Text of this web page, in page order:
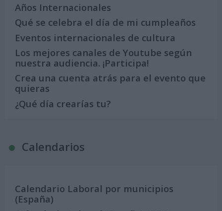
Años Internacionales
Qué se celebra el día de mi cumpleaños
Eventos internacionales de cultura
Los mejores canales de Youtube según
nuestra audiencia. ¡Participa!
Crea una cuenta atrás para el evento que
quieras
¿Qué día crearías tu?
Calendarios
Calendario Laboral por municipios
(España)